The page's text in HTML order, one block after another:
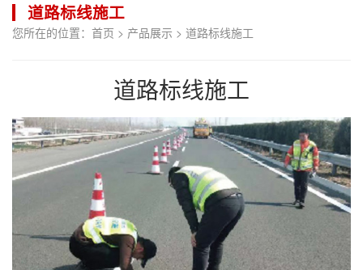
道路标线施工
您所在的位置： 首页 > 产品展示 > 道路标线施工
道路标线施工